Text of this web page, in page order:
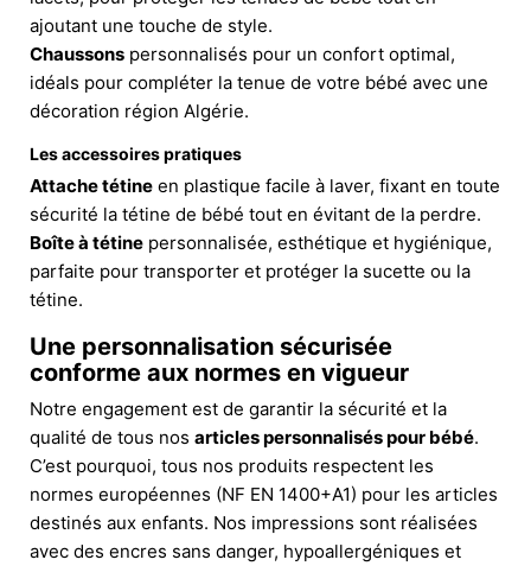
ajoutant une touche de style.
Chaussons personnalisés pour un confort optimal,
idéals pour compléter la tenue de votre bébé avec une
décoration région Algérie.
Les accessoires pratiques
Attache tétine en plastique facile à laver, fixant en toute
sécurité la tétine de bébé tout en évitant de la perdre.
Boîte à tétine personnalisée, esthétique et hygiénique,
parfaite pour transporter et protéger la sucette ou la
tétine.
Une personnalisation sécurisée
conforme aux normes en vigueur
Notre engagement est de garantir la sécurité et la
qualité de tous nos articles personnalisés pour bébé.
C’est pourquoi, tous nos produits respectent les
normes européennes (NF EN 1400+A1) pour les articles
destinés aux enfants. Nos impressions sont réalisées
avec des encres sans danger, hypoallergéniques et